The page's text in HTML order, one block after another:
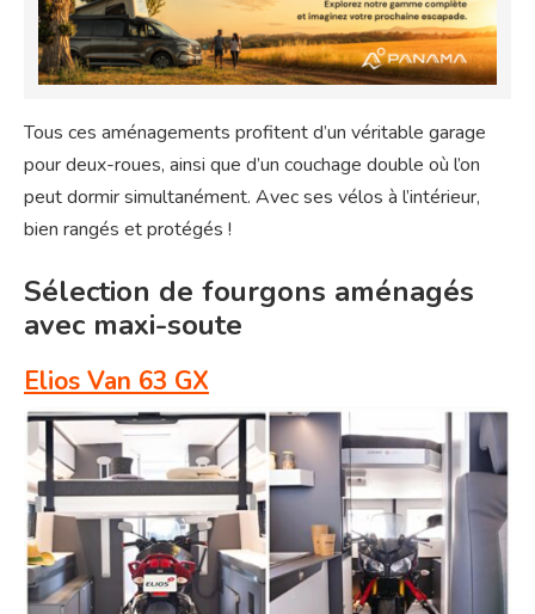
Tous ces aménagements profitent d’un véritable garage
pour deux-roues, ainsi que d’un couchage double où l’on
peut dormir simultanément. Avec ses vélos à l’intérieur,
bien rangés et protégés !
Sélection de fourgons aménagés
avec maxi-soute
Elios Van 63 GX